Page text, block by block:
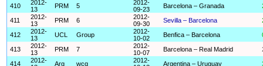
410
2012-
13
PRM 5
2012-
09-23
Barcelona – Granada
411
2012-
13
PRM 6
2012-
09-30
Sevilla – Barcelona
412
2012-
13
UCL Group
2012-
10-02
Benfica – Barcelona
413
2012-
13
PRM 7
2012-
10-07
Barcelona – Real Madrid
414
2012-
Arg wcq
2012-
Argentina – Uruguay